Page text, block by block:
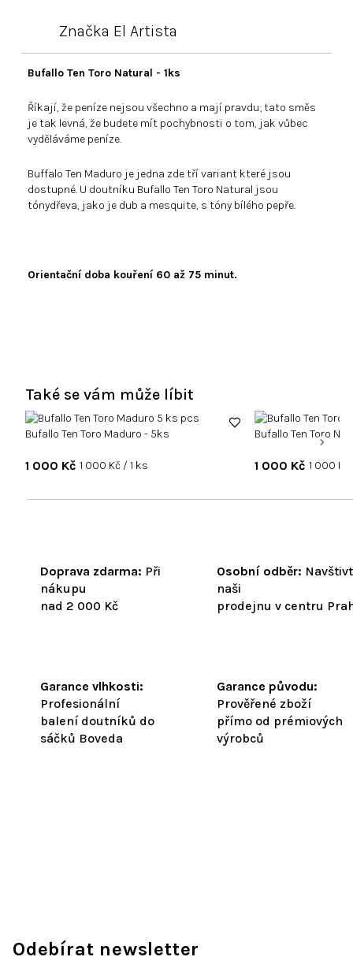
Doprava zdarma: Při
nákupu
nad 2 000 Kč
Osobní odběr:
naši
prodejnu v centru
Garance vlhkosti:
Profesionální
balení doutníků do
sáčků Boveda
Garance původu:
Prověřené zboží
přímo od prémiových
výrobců
Značka El Artista
Bufallo Ten Toro Natural - 1ks
Říkají, že peníze nejsou všechno a mají pravdu; tato směs
je tak levná, že budete mít pochybnosti o tom, jak vůbec
vyděláváme peníze.
Buffalo Ten Maduro je jedna zde tří variant které jsou
dostupné. U doutníku Bufallo Ten Toro Natural jsou
tónydřeva, jako je dub a mesquite, s tóny bílého pepře.
Orientační doba kouření 60 až 75 minut.
Také se vám může líbit
Bufallo Ten Toro Maduro - 5ks
1 000 Kč Měrná
1 000 Kč / 1 ks
Bufallo Ten Toro
1 000 Kč Měrná
1 000 Kč
Odebírat newsletter